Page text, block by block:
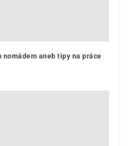
aneb tipy na práce